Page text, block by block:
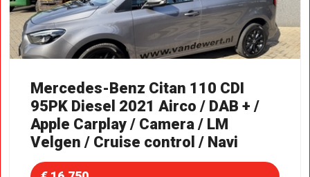
Mercedes-Benz Citan 110 CDI
95PK Diesel 2021 Airco / DAB + /
Apple Carplay / Camera / LM
Velgen / Cruise control / Navi